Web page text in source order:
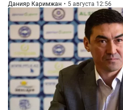
Данияр Каримжан 5 августа 12:56